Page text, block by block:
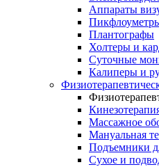
Аппараты
Плантографы
Холтеры и
Суточные
Калиперы и
Массажное
Мануальная
Подъемники
Сухое и